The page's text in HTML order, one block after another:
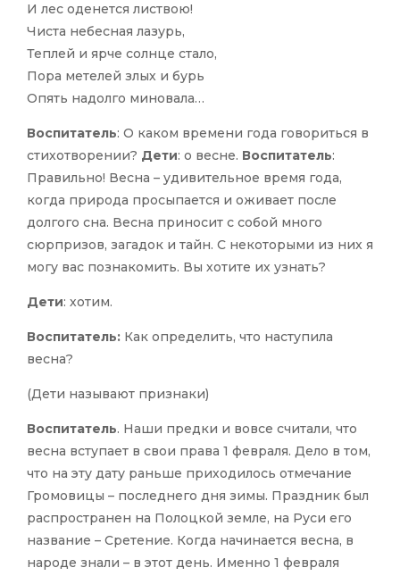
И лес оденется листвою!
Чиста небесная лазурь,
Теплей и ярче солнце стало,
Пора метелей злых и бурь
Опять надолго миновала…
Воспитатель: О каком времени года говориться в
стихотворении? Дети: о весне. Воспитатель:
Правильно! Весна – удивительное время года,
когда природа просыпается и оживает после
долгого сна. Весна приносит с собой много
сюрпризов, загадок и тайн. С некоторыми из них я
могу вас познакомить. Вы хотите их узнать?
Дети: хотим.
Воспитатель: Как определить, что наступила
весна?
(Дети называют признаки)
Воспитатель. Наши предки и вовсе считали, что
весна вступает в свои права 1 февраля. Дело в том,
что на эту дату раньше приходилось отмечание
Громовицы – последнего дня зимы. Праздник был
распространен на Полоцкой земле, на Руси его
название – Сретение. Когда начинается весна, в
народе знали – в этот день. Именно 1 февраля